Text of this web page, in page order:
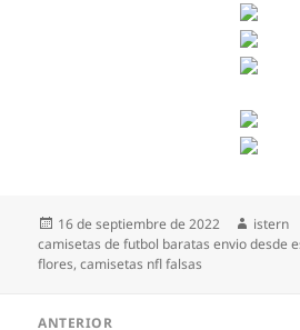
Publicado
el
16 de septiembre de 2022 Autor
istern
camisetas de futbol baratas envio desde
flores,camisetas nfl falsas
ANTERIOR